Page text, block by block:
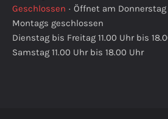
Geschlossen · Öffnet am Donnerstag
Montags geschlossen
Dienstag bis Freitag 11.00 Uhr bis
Samstag 11.00 Uhr bis 18.00 Uhr